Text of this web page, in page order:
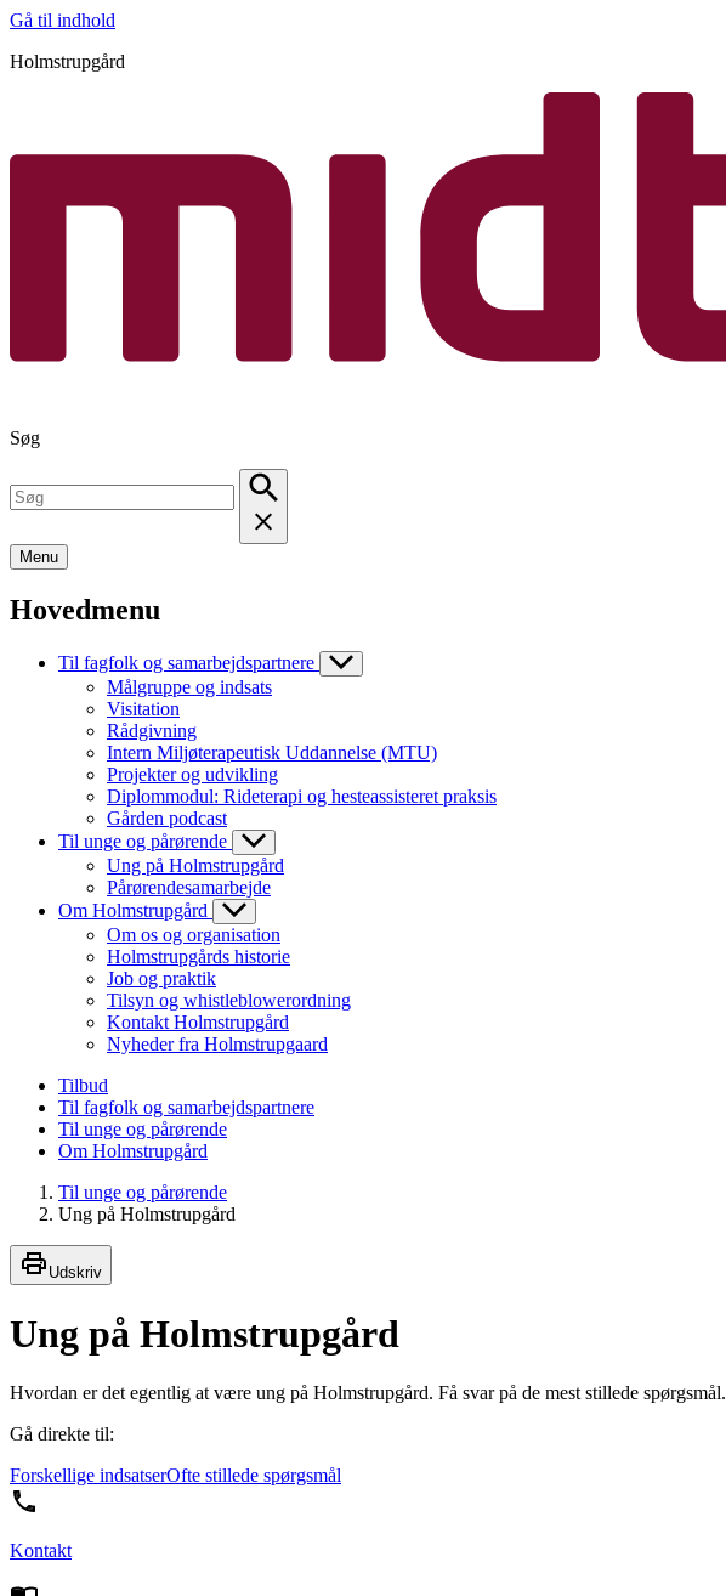
Gå til indhold
Holmstrupgård
Søg
Menu
Hovedmenu
Til fagfolk og samarbejdspartnere
Målgruppe og indsats
Visitation
Rådgivning
Intern Miljøterapeutisk Uddannelse (MTU)
Projekter og udvikling
Diplommodul: Rideterapi og hesteassisteret praksis
Gården podcast
Til unge og pårørende
Ung på Holmstrupgård
Pårørendesamarbejde
Om Holmstrupgård
Om os og organisation
Holmstrupgårds historie
Job og praktik
Tilsyn og whistleblowerordning
Kontakt Holmstrupgård
Nyheder fra Holmstrupgaard
Tilbud
Til fagfolk og samarbejdspartnere
Til unge og pårørende
Om Holmstrupgård
Til unge og pårørende
Ung på Holmstrupgård
Udskriv
Ung på Holmstrupgård
Hvordan er det egentlig at være ung på Holmstrupgård. Få svar på de mest stillede spørgsmål.
Gå direkte til:
Forskellige indsatserOfte stillede spørgsmål
Kontakt